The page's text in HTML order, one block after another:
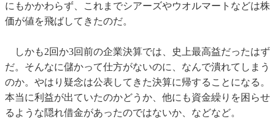
にもかかわらず、これまでシアーズやウオルマートなどは株
価が値を飛ばしてきたのだ。
しかも2回か3回前の企業決算では、史上最高益だったはず
だ。そんなに儲かって仕方がないのに、なんで潰れてしまう
のか。やはり疑念は公表してきた決算に帰することになる。
本当に利益が出ていたのかどうか、他にも資金繰りを困らせ
るような隠れ借金があったのではないか、などなど。